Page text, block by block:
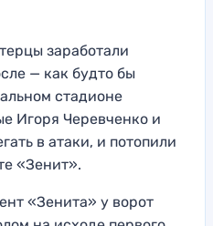
заработали
— как будто бы
стадионе
Игоря Черевченко и
в атаки, и потопили
«Зенит».
«Зенита» у ворот